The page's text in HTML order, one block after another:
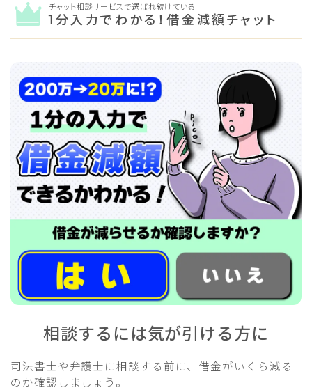
チャット相談サービスで選ばれ続けている
1分入力でわかる！借金減額チャット
相談するには気が引ける方に
司法書士や弁護士に相談する前に、借金がいくら減る
のか確認しましょう。